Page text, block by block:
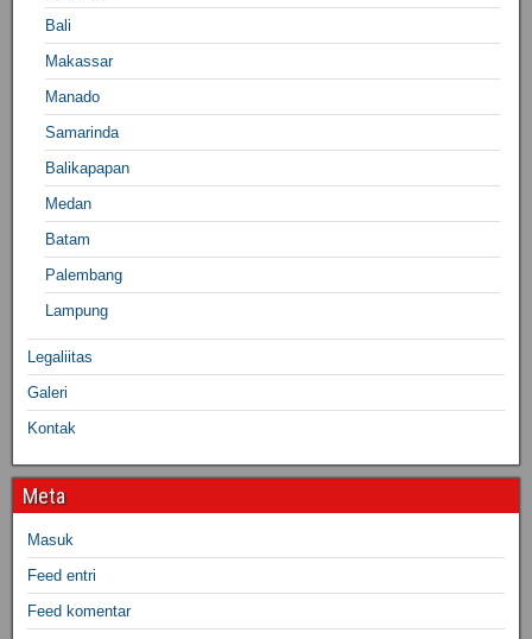
Bali
Makassar
Manado
Samarinda
Balikapapan
Medan
Batam
Palembang
Lampung
Legaliitas
Galeri
Kontak
Meta
Masuk
Feed entri
Feed komentar